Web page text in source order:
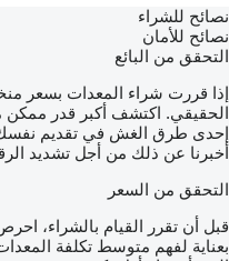
نصائح للشراء
نصائح للأمان
التحقق من البائع
إذا قررت شراء المعدات بسعر
الحقيقي. اكتشف أكبر قدر ممكن
إحدى طرق الغش في تقديم
أخبرنا عن ذلك من أجل تشديد
التحقق من السعر
قبل أن تقرر القيام بالشراء،
بعناية لفهم متوسط تكلفة